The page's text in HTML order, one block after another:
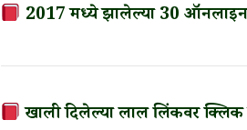
2017 मध्ये झालेल्या 30 ऑनलाइन
खाली दिलेल्या लाल लिंकवर क्लिक